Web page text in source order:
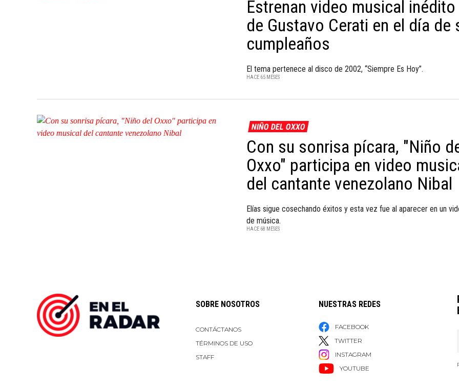
Estrenan video musical inédito
de Gustavo Cerati en el día de
cumpleaños
El tema pertenece al disco de 2002, “Siempre Es Hoy”.
HACE 65 MESES
NIÑO DEL OXXO
Con su sonrisa pícara, "Niño
Oxxo" participa en video
del cantante venezolano Nibal
Elías sigue cosechando éxitos y esta vez fue al aparecer en un
de música.
HACE 68 MESES
SOBRE NOSOTROS
CONTÁCTANOS
TÉRMINOS DE USO
STAFF
NUESTRAS REDES
FACEBOOK
TWITTER
INSTAGRAM
YOUTUBE